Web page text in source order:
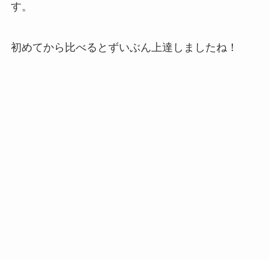
す。
初めてから比べるとずいぶん上達しましたね！